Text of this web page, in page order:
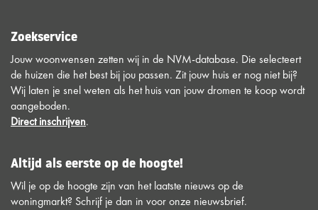
Zoekservice
Jouw woonwensen zetten wij in de NVM-database. Die selecteert
de huizen die het best bij jou passen. Zit jouw huis er nog niet bij?
Wij laten je snel weten als het huis van jouw dromen te koop wordt
aangeboden.
Direct inschrijven.
Altijd als eerste op de hoogte!
Wil je op de hoogte zijn van het laatste nieuws op de
woningmarkt? Schrijf je dan in voor onze nieuwsbrief.